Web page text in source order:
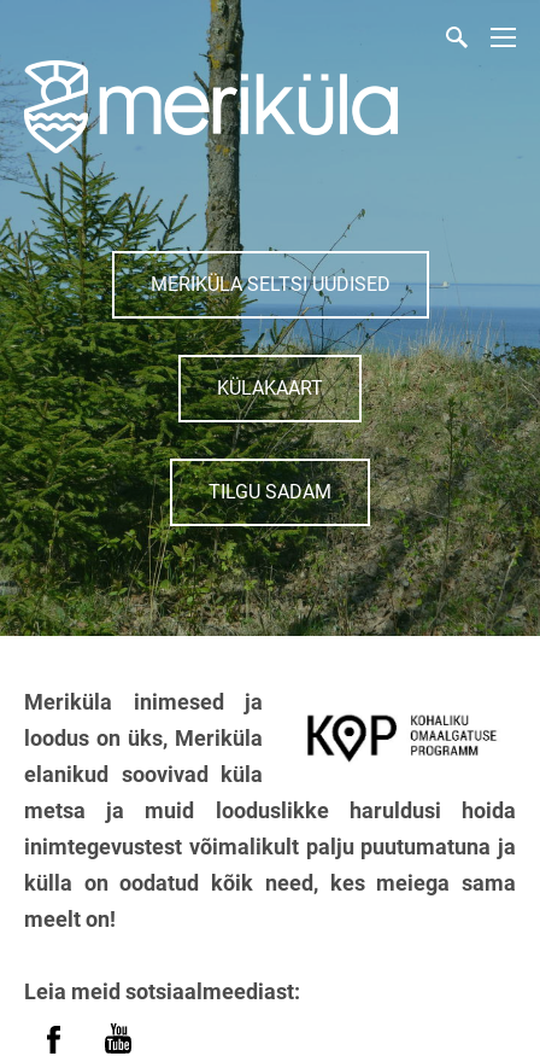
MERIKÜLA SELTSI UUDISED
KÜLAKAART
TILGU SADAM
Meriküla inimesed ja
loodus on üks, Meriküla
elanikud soovivad küla
metsa ja muid looduslikke haruldusi hoida
inimtegevustest võimalikult palju puutumatuna ja
külla on oodatud kõik need, kes meiega sama
meelt on!
Leia meid sotsiaalmeediast: